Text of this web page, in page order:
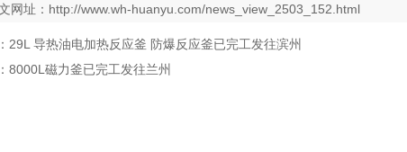
网址： http://www.wh-huanyu.com/news_view_2503_152.html
29L 导热油电加热反应釜 防爆反应釜已完工发往滨州
8000L磁力釜已完工发往兰州